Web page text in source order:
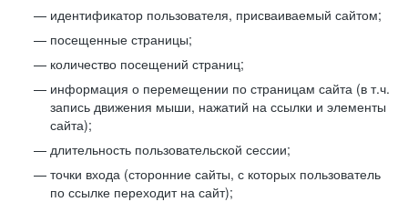
идентификатор пользователя, присваиваемый сайтом;
посещенные страницы;
количество посещений страниц;
информация о перемещении по страницам сайта (в т.ч.
запись движения мыши, нажатий на ссылки и элементы
сайта);
длительность пользовательской сессии;
точки входа (сторонние сайты, с которых пользователь
по ссылке переходит на сайт);